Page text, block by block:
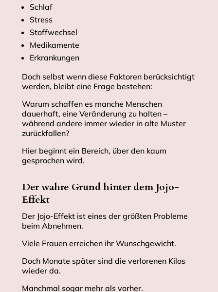
Schlaf
Stress
Stoffwechsel
Medikamente
Erkrankungen
Doch selbst wenn diese Faktoren berücksichtigt
werden, bleibt eine Frage bestehen:
Warum schaffen es manche Menschen
dauerhaft, eine Veränderung zu halten –
während andere immer wieder in alte Muster
zurückfallen?
Hier beginnt ein Bereich, über den kaum
gesprochen wird.
Der wahre Grund hinter dem Jojo-
Effekt
Der Jojo-Effekt ist eines der größten Probleme
beim Abnehmen.
Viele Frauen erreichen ihr Wunschgewicht.
Doch Monate später sind die verlorenen Kilos
wieder da.
Manchmal sogar mehr als vorher.